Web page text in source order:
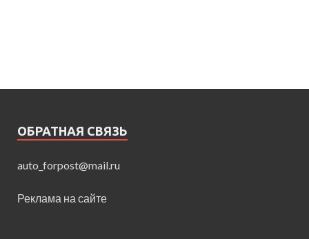
ОБРАТНАЯ СВЯЗЬ
auto_forpost@mail.ru
Реклама на сайте